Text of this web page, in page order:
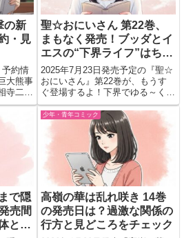
の新
・見
予約情
大熊事
寺二
錯する
聖☆おにいさん 第22巻、
まもなく発売！ブッダとイ
エスの“下界ライフ”はちょ
っと慌ただしめ？
2025年7月23日発売予定の『聖☆
おにいさん』第22巻が、もうす
ぐ登場するよ！下界でゆる～くバ
カンスしていたブッダとイエス
に、今回はまさかの天界からの急
なお呼び出し!? さらには、天
使・愛子ちゃんをめぐる新たな奇
跡のエピソードや、ちょっと...
で隠
売間
と過
少年・青年コミック
高嶺の華は乱れ咲き 14巻
の発売日は？過激な関係の
行方と見どころをチェック